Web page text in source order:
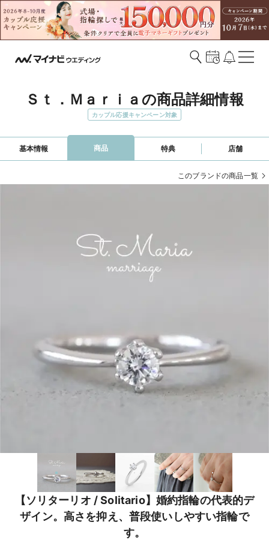
Ｓｔ．Ｍａｒｉａの商品詳細情報
カップル応援キャンペーン対象
基本情報 商品 特典 店舗
このブランドの商品一覧
【ソリターリオ / Solitario】婚約指輪の代表的デ
ザイン。高さを抑え、普段使いしやすい指輪で
す。